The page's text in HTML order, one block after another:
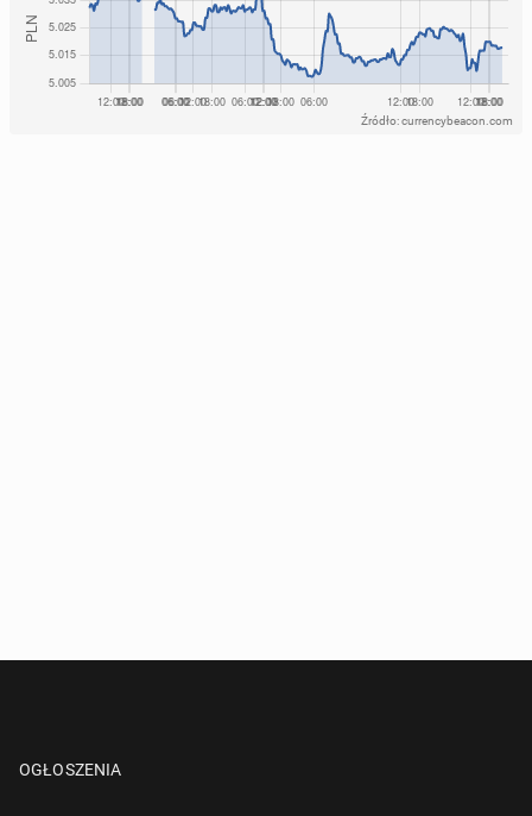
Źródło: currencybeacon.com
OGŁOSZENIA